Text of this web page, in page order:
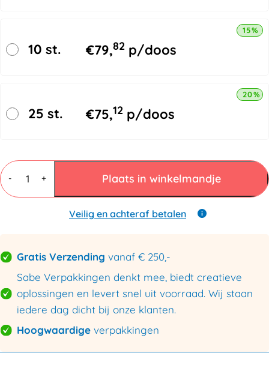
10 st. €79,82 p/doos
15%
25 st. €75,12 p/doos
20%
-
Gripzakjes
300
x
400mm
+ Plaats in winkelmandje
Veilig en achteraf betalen
Gratis Verzending vanaf € 250,-
Sabe Verpakkingen denkt mee, biedt creatieve
oplossingen en levert snel uit voorraad. Wij staan
iedere dag dicht bij onze klanten.
Hoogwaardige verpakkingen